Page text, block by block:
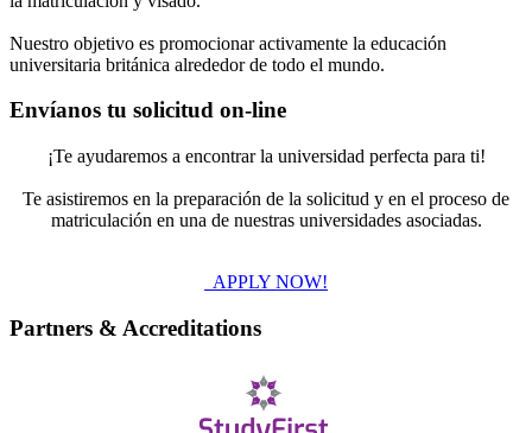
Nuestro objetivo es promocionar activamente la educación
universitaria británica alrededor de todo el mundo.
Envíanos tu solicitud on-line
¡Te ayudaremos a encontrar la universidad perfecta para ti!
Te asistiremos en la preparación de la solicitud y en el proceso de
matriculación en una de nuestras universidades asociadas.
APPLY NOW!
Partners & Accreditations